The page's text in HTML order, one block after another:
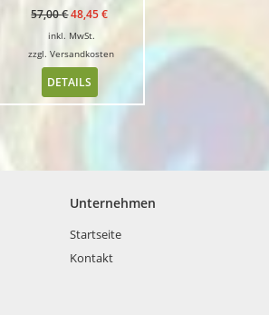
57,00€48,45€
inkl. MwSt.
zzgl.Versandkosten
DETAILS
Unternehmen
Startseite
Kontakt